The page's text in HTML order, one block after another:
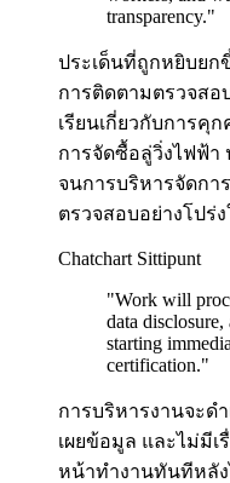
transparency."
ประเด็นที่ถูกหยิบยก
การติดตามตรวจสอ
เรียนเกี่ยวกับการคุ
การจัดซื้อลู่วิ่งไฟฟ้า
จนการบริหารจัดกา
ตรวจสอบอย่างโปร่
Chatchart Sittipunt
"Work will
data
starting
certification."
การบริหารงานจะด
เผยข้อมูล และไม่มีเ
หน้าทำงานทันทีหลัง